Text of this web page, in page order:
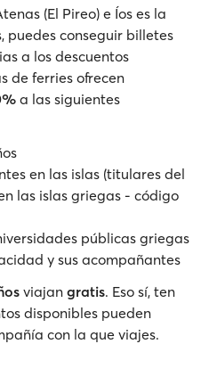
(El Pireo) e Íos es la
puedes conseguir billetes
a los descuentos
de ferries ofrecen
a las siguientes
en las islas (titulares del
las islas griegas - código
públicas griegas
y sus acompañantes
viajan gratis. Eso sí, ten
disponibles pueden
con la que viajes.